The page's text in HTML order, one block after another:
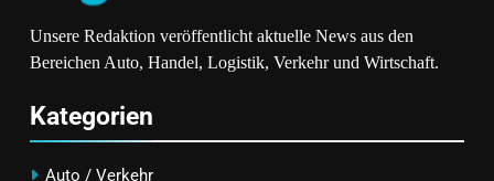
Verbindlichkeit
Schafft
Neu Denkt
Unsere Redaktion veröffentlicht aktuelle News aus den
Bereichen Auto, Handel, Logistik, Verkehr und Wirtschaft.
Kategorien
Auto / Verkehr